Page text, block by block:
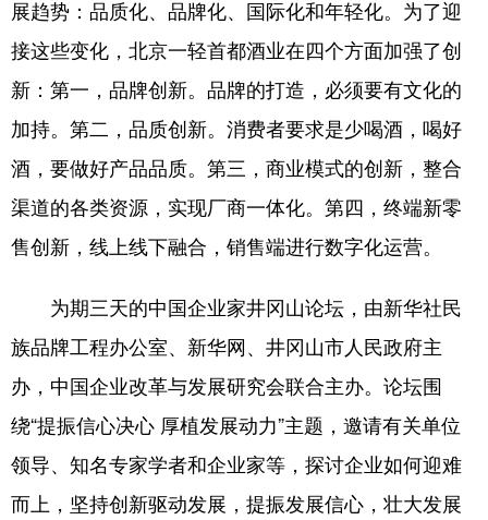
展趋势：品质化、品牌化、国际化和年轻化。为了迎
接这些变化，北京一轻首都酒业在四个方面加强了创
新：第一，品牌创新。品牌的打造，必须要有文化的
加持。第二，品质创新。消费者要求是少喝酒，喝好
酒，要做好产品品质。第三，商业模式的创新，整合
渠道的各类资源，实现厂商一体化。第四，终端新零
售创新，线上线下融合，销售端进行数字化运营。
为期三天的中国企业家井冈山论坛，由新华社民
族品牌工程办公室、新华网、井冈山市人民政府主
办，中国企业改革与发展研究会联合主办。论坛围
绕“提振信心决心 厚植发展动力”主题，邀请有关单位
领导、知名专家学者和企业家等，探讨企业如何迎难
而上，坚持创新驱动发展，提振发展信心，壮大发展